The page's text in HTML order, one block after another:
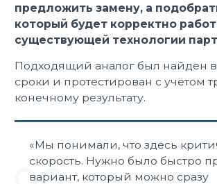
предложить замену, а
который будет корректно
существующей технологии
Подходящий аналог был найден
сроки и протестирован с учётом
конечному результату.
«Мы понимали, что здесь
скорость. Нужно было быстро
вариант, который можно сразу